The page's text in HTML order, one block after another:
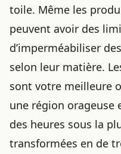
toile. Même les
peuvent avoir des
d’imperméabiliser
selon leur matière.
sont votre meilleure
une région orageuse
des heures sous la
transformées en de